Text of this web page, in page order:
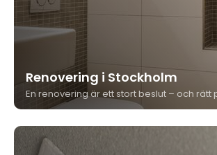
Renovering i Stockholm